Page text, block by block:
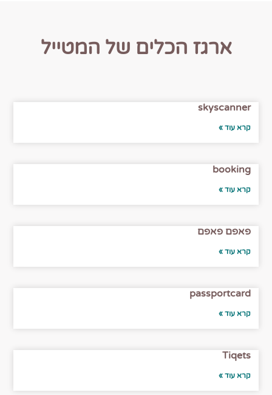
ארגז הכלים של המטייל
skyscanner
קרא עוד »
booking
קרא עוד »
פאפם פאפם
קרא עוד »
passportcard
קרא עוד »
Tiqets
קרא עוד »